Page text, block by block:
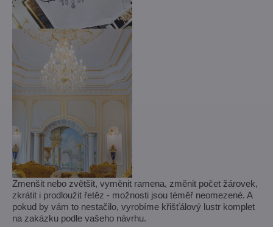
Zmenšit nebo zvětšit, vyměnit ramena, změnit počet žárovek,
zkrátit i prodloužit řetěz - možnosti jsou téměř neomezené. A
pokud by vám to nestačilo, vyrobíme křišťálový lustr komplet
na zakázku podle vašeho návrhu.